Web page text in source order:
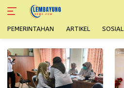
konten
PEMERINTAHAN ARTIKEL SOSIAL